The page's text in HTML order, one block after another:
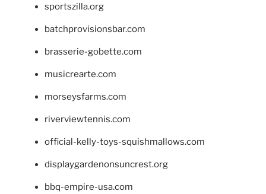
sportszilla.org
batchprovisionsbar.com
brasserie-gobette.com
musicrearte.com
morseysfarms.com
riverviewtennis.com
official-kelly-toys-squishmallows.com
displaygardenonsuncrest.org
bbq-empire-usa.com